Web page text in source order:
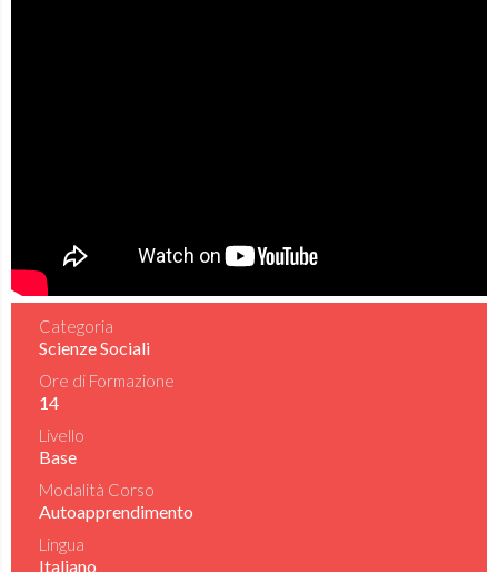
Categoria
Scienze Sociali
Ore di Formazione
14
Livello
Base
Modalità Corso
Autoapprendimento
Lingua
Italiano